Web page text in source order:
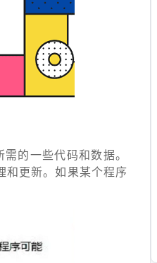
的一些代码和数据。
和更新。如果某个程序